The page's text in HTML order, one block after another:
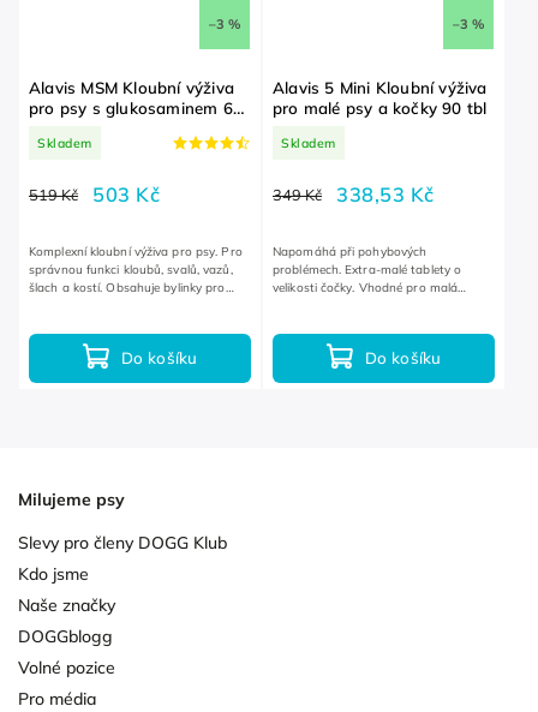
–3 %
Alavis MSM Kloubní výživa
pro psy s glukosaminem 60
Skladem
519 Kč 503 Kč
Do košíku
Komplexní kloubní výživa pro psy. Pro
správnou funkci kloubů, svalů, vazů,
šlach a kostí. Obsahuje bylinky pro
–3 %
Alavis 5 Mini Kloubní výživa
pro malé psy a kočky 90 tbl
Skladem
349 Kč 338,53 Kč
Do košíku
Napomáhá při pohybových
problémech. Extra-malé tablety o
velikosti čočky. Vhodné pro malá
Milujeme psy
Slevy pro členy DOGG Klub
Kdo jsme
Naše značky
DOGGblogg
Volné pozice
Pro média